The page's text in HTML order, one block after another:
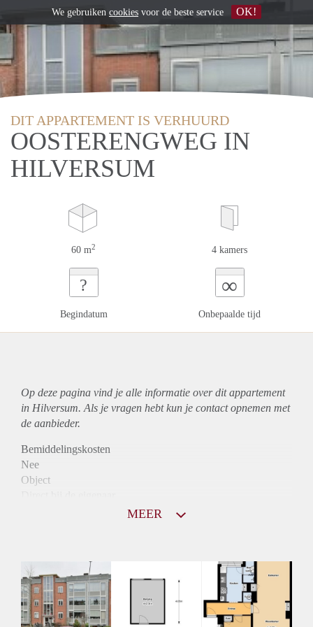
DIT APPARTEMENT IS VERHUURD
OOSTERENGWEG IN
HILVERSUM
60 m2 4 kamers
?
Begindatum
∞
Onbepaalde tijd
Op deze pagina vind je alle informatie over ditappartement
in Hilversum. Als je vragen hebt kun je contact opnemen met
de aanbieder.
Bemiddelingskosten
Nee
Object
Huurtoeslag
Niet mogelijk
Inkomen eis
3,1 X Maandhuur Bruto
MEER
We gebruiken cookies voor de beste service OK!